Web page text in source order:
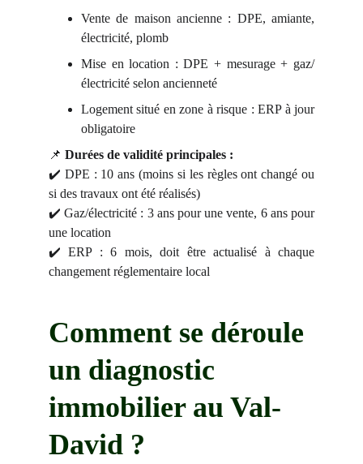
Vente de maison ancienne : DPE, amiante,
électricité, plomb
Mise en location : DPE + mesurage + gaz/
électricité selon ancienneté
Logement situé en zone à risque : ERP à jour
obligatoire
📌 Durées de validité principales :
✔️ DPE : 10 ans (moins si les règles ont changé ou
si des travaux ont été réalisés)
✔️ Gaz/électricité : 3 ans pour une vente, 6 ans pour
une location
✔️ ERP : 6 mois, doit être actualisé à chaque
changement réglementaire local
Comment se déroule
un diagnostic
immobilier au Val-
David ?